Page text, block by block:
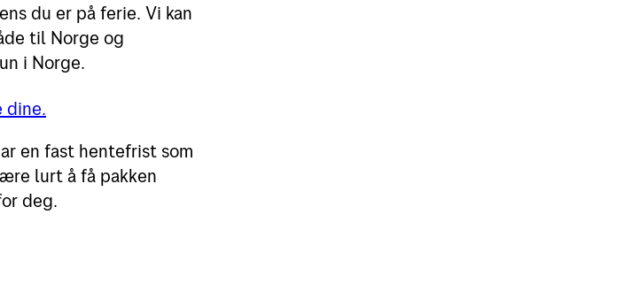
du er på ferie. Vi kan
til Norge og
i Norge.
dine.
en fast hentefrist som
lurt å få pakken
deg.